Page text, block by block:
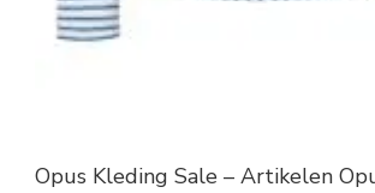
Opus Kleding Sale – Artikelen